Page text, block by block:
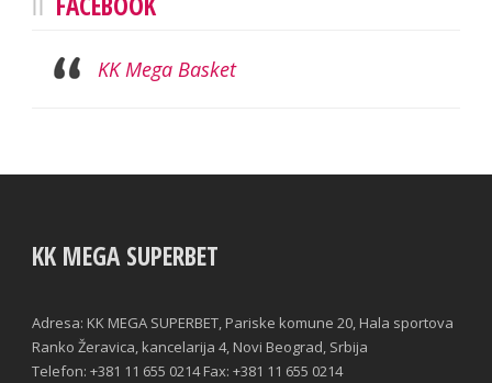
KK Mega Basket
KK MEGA SUPERBET
Adresa: KK MEGA SUPERBET, Pariske komune 20, Hala sportova
Ranko Žeravica, kancelarija 4, Novi Beograd, Srbija
Telefon: +381 11 655 0214 Fax: +381 11 655 0214